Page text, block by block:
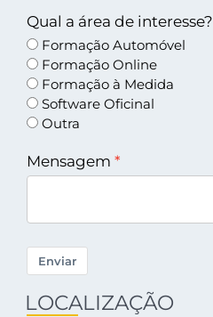
Qual a área de interesse?
Formação Automóvel
Formação Online
Formação à Medida
Software Oficinal
Outra
Mensagem
Enviar
LOCALIZAÇÃO